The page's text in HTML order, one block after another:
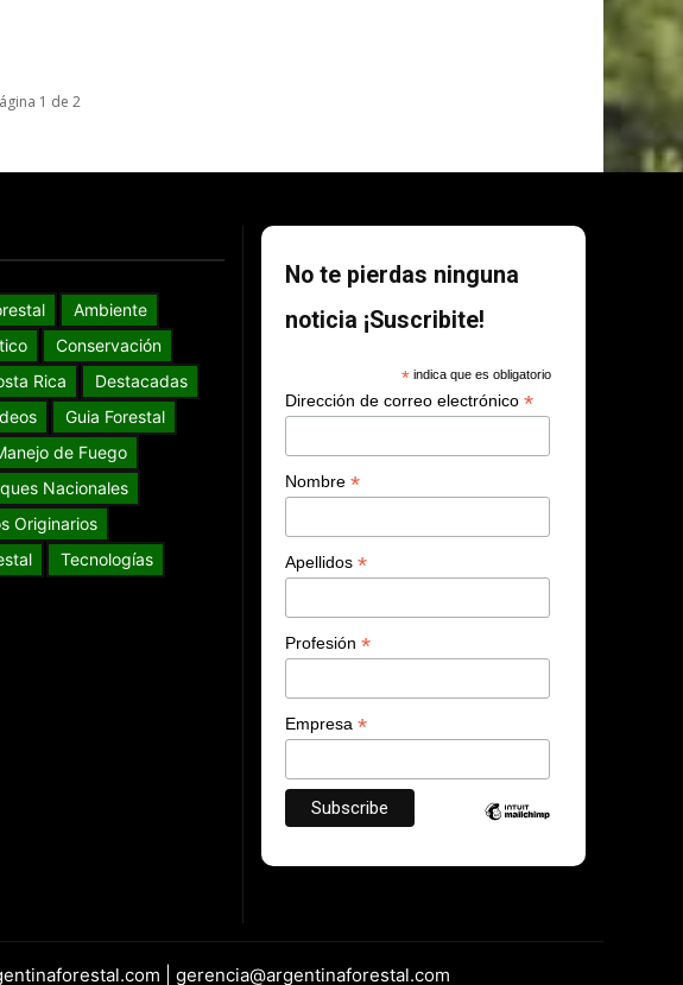
1 de 2
Ambiente
Conservación
Rica
Destacadas
Guia Forestal
de Fuego
Nacionales
Originarios
Tecnologías
No te pierdas ninguna
noticia ¡Suscribite!
*indica que es obligatorio
Dirección de correo electrónico*
Nombre*
Apellidos*
Profesión*
Empresa*
| gerencia@argentinaforestal.com